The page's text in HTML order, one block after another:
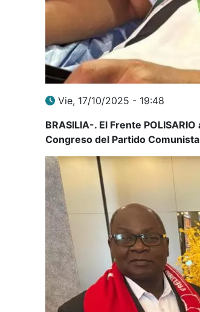
Vie, 17/10/2025 - 19:48
BRASILIA-. El Frente
Congreso del Partido